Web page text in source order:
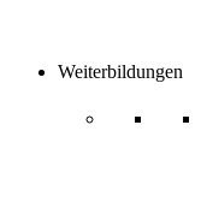
Weiterbildungen